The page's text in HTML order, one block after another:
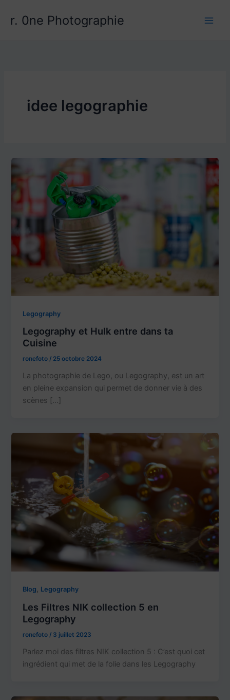
r. 0ne Photographie
idee legographie
Legography
Legography et Hulk entre dans ta
Cuisine
ronefoto/ 25 octobre 2024
La photographie de Lego, ou Legography, est un art
en pleine expansion qui permet de donner vie à des
scènes […]
Blog , Legography
Les Filtres NIK collection 5 en
Legography
ronefoto/ 3 juillet 2023
Parlez moi des filtres NIK collection 5 : C’est quoi cet
ingrédient qui met de la folie dans les Legography